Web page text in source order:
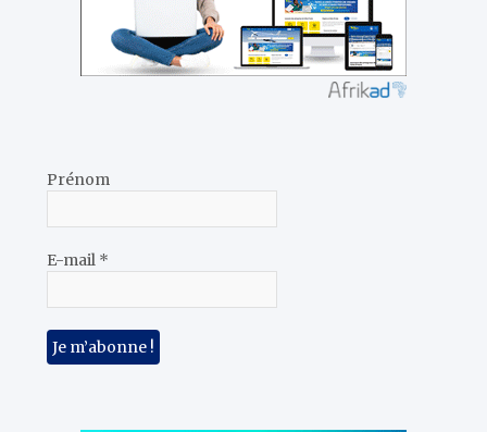
Prénom
E-mail *